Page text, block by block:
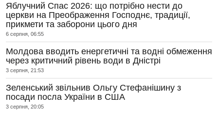
Яблучний Спас 2026: що потрібно нести до
церкви на Преображення Господнє, традиції,
прикмети та заборони цього дня
6 серпня, 06:55
Молдова вводить енергетичні та водні обмеження
через критичний рівень води в Дністрі
3 серпня, 21:53
Зеленський звільнив Ольгу Стефанішину з
посади посла України в США
3 серпня, 20:05